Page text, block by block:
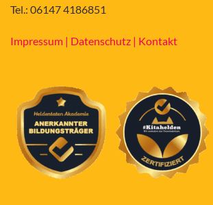
Tel.: 06147 4186851
Impressum | Datenschutz | Kontakt